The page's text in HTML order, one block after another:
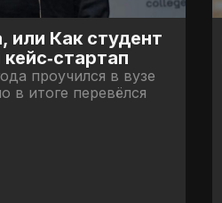
Как студент
проучился в вузе
в итоге перевёлся